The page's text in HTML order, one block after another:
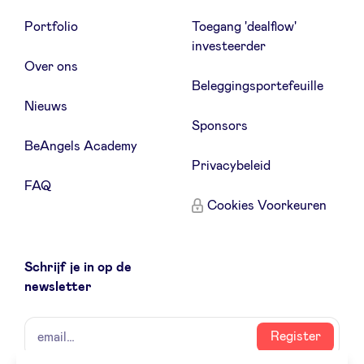
Portfolio
Over ons
Nieuws
BeAngels Academy
FAQ
Toegang 'dealflow'
investeerder
Beleggingsportefeuille
Sponsors
Privacybeleid
Cookies Voorkeuren
Schrijf je in op de
newsletter
naam
email
Register